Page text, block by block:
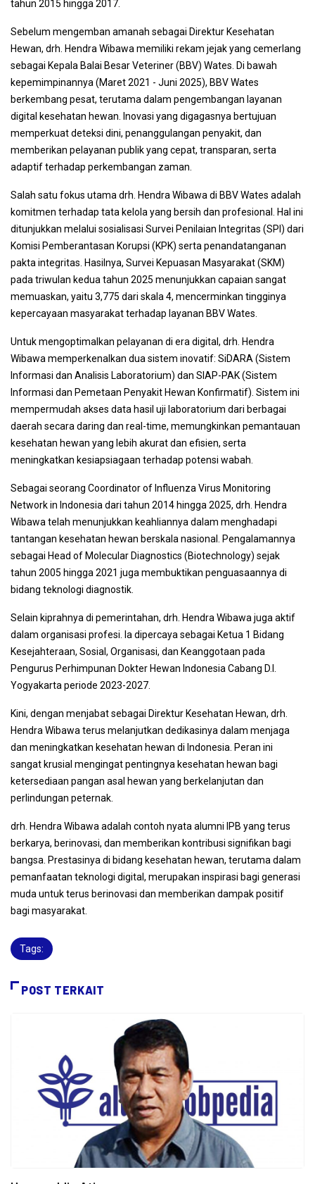
tahun 2015 hingga 2017.
Sebelum mengemban amanah sebagai Direktur Kesehatan
Hewan, drh. Hendra Wibawa memiliki rekam jejak yang cemerlang
sebagai Kepala Balai Besar Veteriner (BBV) Wates. Di bawah
kepemimpinannya (Maret 2021 - Juni 2025), BBV Wates
berkembang pesat, terutama dalam pengembangan layanan
digital kesehatan hewan. Inovasi yang digagasnya bertujuan
memperkuat deteksi dini, penanggulangan penyakit, dan
memberikan pelayanan publik yang cepat, transparan, serta
adaptif terhadap perkembangan zaman.
Salah satu fokus utama drh. Hendra Wibawa di BBV Wates adalah
komitmen terhadap tata kelola yang bersih dan profesional. Hal ini
ditunjukkan melalui sosialisasi Survei Penilaian Integritas (SPI) dari
Komisi Pemberantasan Korupsi (KPK) serta penandatanganan
pakta integritas. Hasilnya, Survei Kepuasan Masyarakat (SKM)
pada triwulan kedua tahun 2025 menunjukkan capaian sangat
memuaskan, yaitu 3,775 dari skala 4, mencerminkan tingginya
kepercayaan masyarakat terhadap layanan BBV Wates.
Untuk mengoptimalkan pelayanan di era digital, drh. Hendra
Wibawa memperkenalkan dua sistem inovatif: SiDARA (Sistem
Informasi dan Analisis Laboratorium) dan SIAP-PAK (Sistem
Informasi dan Pemetaan Penyakit Hewan Konfirmatif). Sistem ini
mempermudah akses data hasil uji laboratorium dari berbagai
daerah secara daring dan real-time, memungkinkan pemantauan
kesehatan hewan yang lebih akurat dan efisien, serta
meningkatkan kesiapsiagaan terhadap potensi wabah.
Sebagai seorang Coordinator of Influenza Virus Monitoring
Network in Indonesia dari tahun 2014 hingga 2025, drh. Hendra
Wibawa telah menunjukkan keahliannya dalam menghadapi
tantangan kesehatan hewan berskala nasional. Pengalamannya
sebagai Head of Molecular Diagnostics (Biotechnology) sejak
tahun 2005 hingga 2021 juga membuktikan penguasaannya di
bidang teknologi diagnostik.
Selain kiprahnya di pemerintahan, drh. Hendra Wibawa juga aktif
dalam organisasi profesi. Ia dipercaya sebagai Ketua 1 Bidang
Kesejahteraan, Sosial, Organisasi, dan Keanggotaan pada
Pengurus Perhimpunan Dokter Hewan Indonesia Cabang D.I.
Yogyakarta periode 2023-2027.
Kini, dengan menjabat sebagai Direktur Kesehatan Hewan, drh.
Hendra Wibawa terus melanjutkan dedikasinya dalam menjaga
dan meningkatkan kesehatan hewan di Indonesia. Peran ini
sangat krusial mengingat pentingnya kesehatan hewan bagi
ketersediaan pangan asal hewan yang berkelanjutan dan
perlindungan peternak.
drh. Hendra Wibawa adalah contoh nyata alumni IPB yang terus
berkarya, berinovasi, dan memberikan kontribusi signifikan bagi
bangsa. Prestasinya di bidang kesehatan hewan, terutama dalam
pemanfaatan teknologi digital, merupakan inspirasi bagi generasi
muda untuk terus berinovasi dan memberikan dampak positif
bagi masyarakat.
Tags:
POST TERKAIT